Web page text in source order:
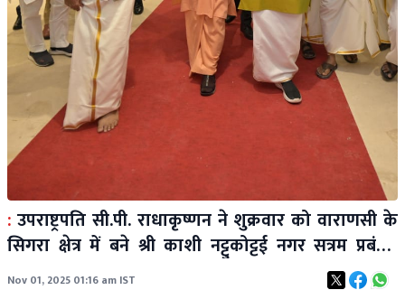
: उपराष्ट्रपति सी.पी. राधाकृष्णन ने शुक्रवार को वाराणसी के
सिगरा क्षेत्र में बने श्री काशी नट्टुकोट्टई नगर सत्रम प्रबंधन
सोसाइटी के नए सतराम भवन का किया उद्घाटन
Nov 01, 2025 01:16 am IST